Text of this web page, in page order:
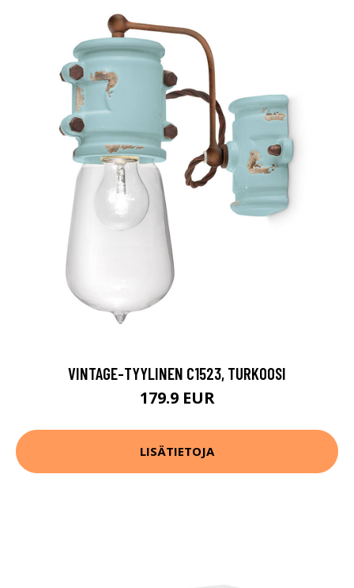
VINTAGE-TYYLINEN C1523, TURKOOSI
179.9 EUR
LISÄTIETOJA